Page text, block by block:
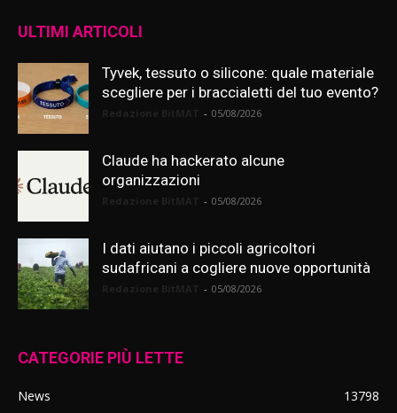
ULTIMI ARTICOLI
Tyvek, tessuto o silicone: quale materiale
scegliere per i braccialetti del tuo evento?
- 05/08/2026
Claude ha hackerato alcune
organizzazioni
- 05/08/2026
I dati aiutano i piccoli agricoltori
sudafricani a cogliere nuove opportunità
- 05/08/2026
CATEGORIE PIÙ LETTE
News
13798